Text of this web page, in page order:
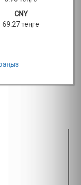
CNY
69.27 теңге